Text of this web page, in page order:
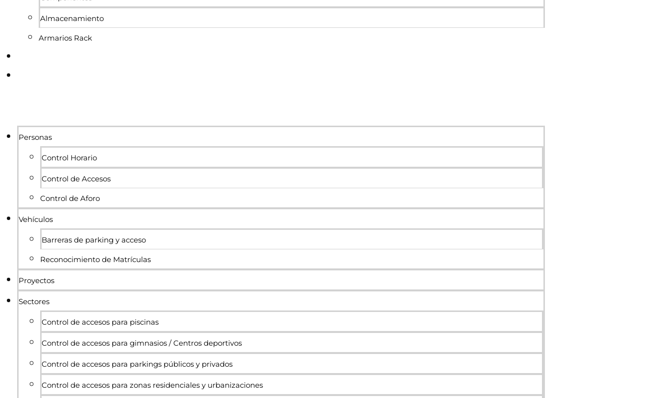
Almacenamiento
Armarios Rack
Personas
Control Horario
Control de Accesos
Control de Aforo
Vehículos
Barreras de parking y acceso
Reconocimiento de Matrículas
Proyectos
Sectores
Control de accesos para piscinas
Control de accesos para gimnasios / Centros deportivos
Control de accesos para parkings públicos y privados
Control de accesos para zonas residenciales y urbanizaciones